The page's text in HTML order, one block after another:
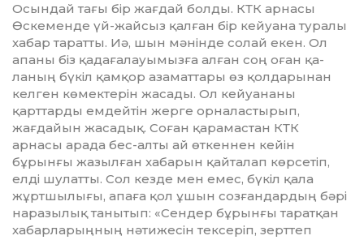
Осындай тағы бір жағдай болды. КТК арнасы
Өскеменде үй-жайсыз қал­ған бір кейуана туралы
хабар таратты. Иә, шын мәнінде солай екен. Ол
апаны біз қадағалауымызға алған соң оған қа­
ланың бүкіл қамқор азаматтары өз қолдарынан
келген көмектерін жасады. Ол кейуананы
қарттарды емдейтін жер­ге орналастырып,
жағдайын жаса­дық. Соған қарамастан КТК
арнасы арада бес-алты ай өткеннен кейін
бұрынғы жазылған хабарын қайталап көрсетіп,
елді шулатты. Сол кезде мен емес, бүкіл қала
жұртшылығы, апаға қол ұшын созғандардың бәрі
наразылық та­ны­тып: «Сендер бұрынғы таратқан
ха­бар­ларыңның нәтижесін тексеріп, зерттеп